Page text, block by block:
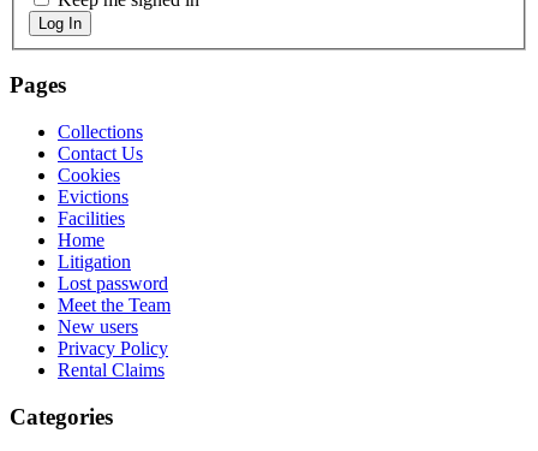
Log In
Pages
Collections
Contact Us
Cookies
Evictions
Facilities
Home
Litigation
Lost password
Meet the Team
New users
Privacy Policy
Rental Claims
Categories